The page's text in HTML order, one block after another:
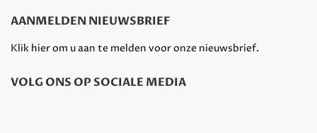
AANMELDEN NIEUWSBRIEF
Klik hier om u aan te melden voor onze nieuwsbrief.
VOLG ONS OP SOCIALE MEDIA